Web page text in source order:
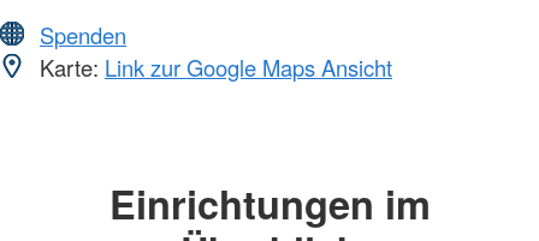
Spenden
Karte: Link zur Google Maps Ansicht
Einrichtungen im